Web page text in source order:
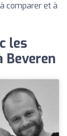
comparer et à
les
Beveren